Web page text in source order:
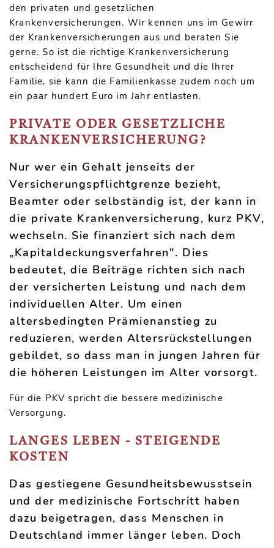
den privaten und gesetzlichen
Krankenversicherungen. Wir kennen uns im Gewirr
der Krankenversicherungen aus und beraten Sie
gerne. So ist die richtige Krankenversicherung
entscheidend für Ihre Gesundheit und die Ihrer
Familie, sie kann die Familienkasse zudem noch um
ein paar hundert Euro im Jahr entlasten.
PRIVATE ODER GESETZLICHE
KRANKENVERSICHERUNG?
Nur wer ein Gehalt jenseits der
Versicherungspflichtgrenze bezieht,
Beamter oder selbständig ist, der kann in
die private Krankenversicherung, kurz PKV,
wechseln. Sie finanziert sich nach dem
„Kapitaldeckungsverfahren". Dies
bedeutet, die Beiträge richten sich nach
der versicherten Leistung und nach dem
individuellen Alter. Um einen
altersbedingten Prämienanstieg zu
reduzieren, werden Altersrückstellungen
gebildet, so dass man in jungen Jahren für
die höheren Leistungen im Alter vorsorgt.
Für die PKV spricht die bessere medizinische
Versorgung.
LANGES LEBEN - STEIGENDE
KOSTEN
Das gestiegene Gesundheitsbewusstsein
und der medizinische Fortschritt haben
dazu beigetragen, dass Menschen in
Deutschland immer länger leben. Doch